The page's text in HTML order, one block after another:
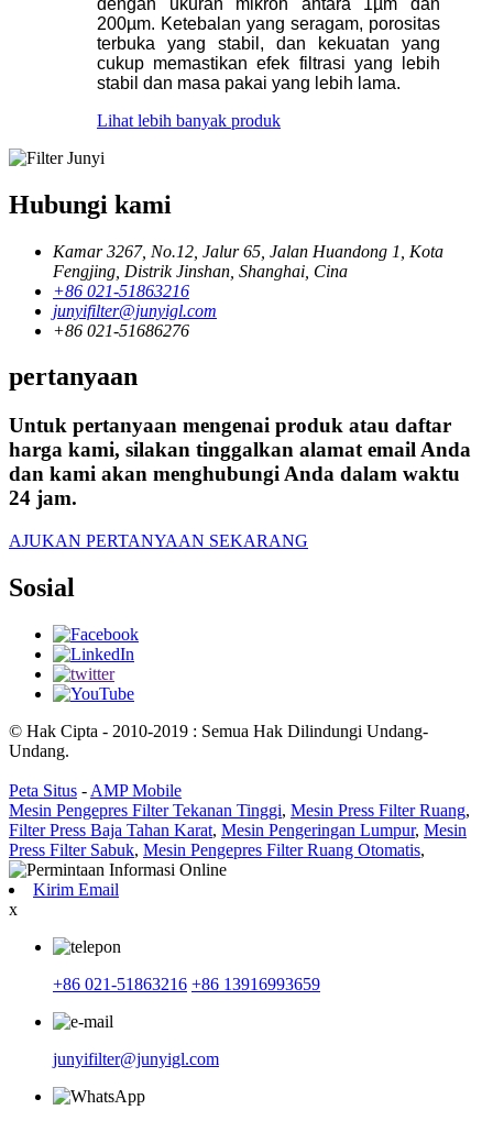
200µm. Ketebalan yang seragam, porositas
terbuka yang stabil, dan kekuatan yang
cukup memastikan efek filtrasi yang lebih
stabil dan masa pakai yang lebih lama.
Lihat lebih banyak produk
Hubungi kami
Kamar 3267, No.12, Jalur 65, Jalan Huandong 1, Kota
Fengjing, Distrik Jinshan, Shanghai, Cina
+86 021-51863216
junyifilter@junyigl.com
+86 021-51686276
pertanyaan
Untuk pertanyaan mengenai produk atau daftar
harga kami, silakan tinggalkan alamat email Anda
dan kami akan menghubungi Anda dalam waktu
24 jam.
AJUKAN PERTANYAAN SEKARANG
Sosial
© Hak Cipta - 2010-2019 : Semua Hak Dilindungi Undang-
Undang.
Peta Situs - AMP Mobile
Mesin Pengepres Filter Tekanan Tinggi, Mesin Press Filter Ruang,
Filter Press Baja Tahan Karat, Mesin Pengeringan Lumpur, Mesin
Press Filter Sabuk, Mesin Pengepres Filter Ruang Otomatis,
Kirim Email
x
+86 021-51863216 +86 13916993659
junyifilter@junyigl.com